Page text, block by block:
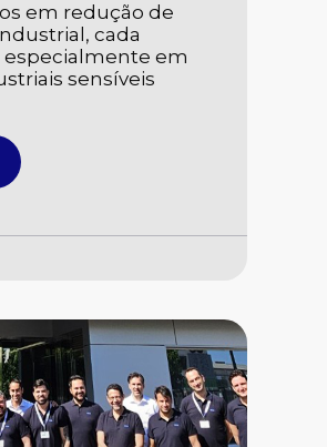
em redução de
cada
em
sensíveis